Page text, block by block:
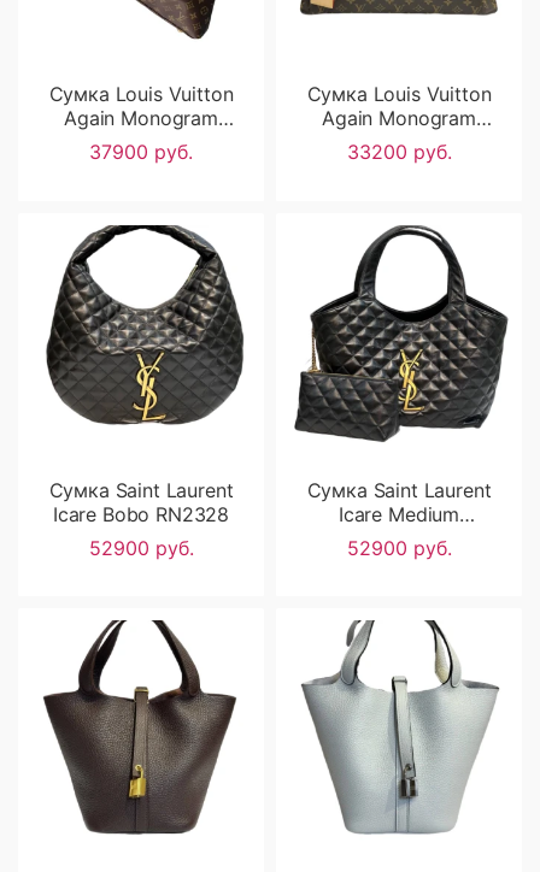
Сумка Louis Vuitton
Again Monogram
Canvas RN2667
37900 руб.
Сумка Louis Vuitton
Again Monogram
Canvas RN2500
33200 руб.
Сумка Saint Laurent
Icare Bobo RN2328
52900 руб.
Сумка Saint Laurent
Icare Medium
RN2327
52900 руб.